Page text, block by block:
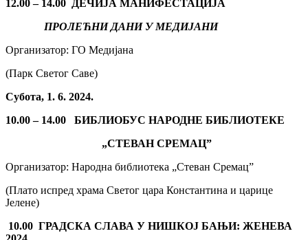
12.00 – 14.00 ДЕЧИЈА МАНИФЕСТАЦИЈА
ПРОЛЕЋНИ ДАНИ У МЕДИЈАНИ
Организатор: ГО Медијана
(Парк Светог Саве)
Субота, 1. 6. 2024.
10.00 – 14.00
БИБЛИОБУС НАРОДНЕ БИБЛИОТЕКЕ
„СТЕВАН СРЕМАЦ”
Организатор: Народна библиотека „Стеван Сремац”
(Плато испред храма Светог цара Константина и царице
Јелене)
10.00 ГРАДСКА СЛАВА У НИШКОЈ БАЊИ: ЖЕНЕВА